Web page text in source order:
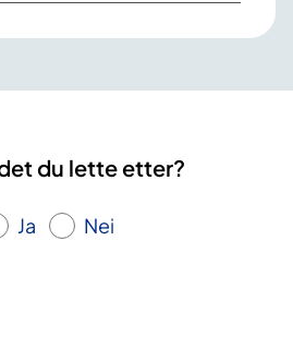
du lette etter?
Ja Nei